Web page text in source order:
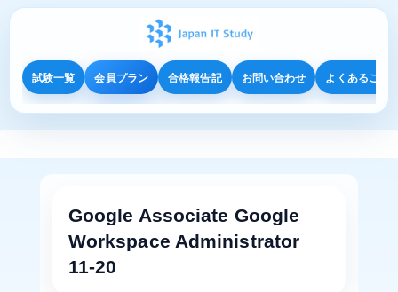
試験一覧 会員プラン 合格報告記 お問い合わせ よくあるご質
Google Associate Google
Workspace Administrator
11-20